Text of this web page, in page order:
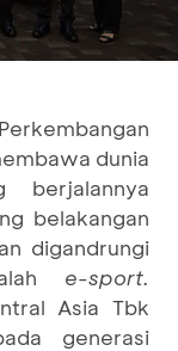
Perkembangan
dunia
berjalannya
belakangan
digandrungi
e-sport.
Asia Tbk
generasi